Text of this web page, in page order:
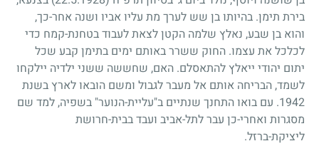
בירת תימן. בהיותו בן שש לערך מת עליו אביו ושנה אחר-כך,
והוא בן שבע, נאלץ שלמה הקטן לצאת לעבוד בטחנת-קמח כדי
לכלכל את עצמו. החוק ששרר באותם ימים בתימן קבע שכל
יתום יהודי ייאלץ להתאסלם. האם, שחששה ששני ילדיה יילקחו
לשמד, הבריחה אותם אל מעבר לגבול ומשם הובאו לארץ בשנת
1942. עם בואו התחנך שנתיים ב"עליית-הנוער" בשפיה, למד שם
מסגרות ואחרי-כן עבר לתל-אביב ועבד בבית-חרושת
ליציקת-ברזל.